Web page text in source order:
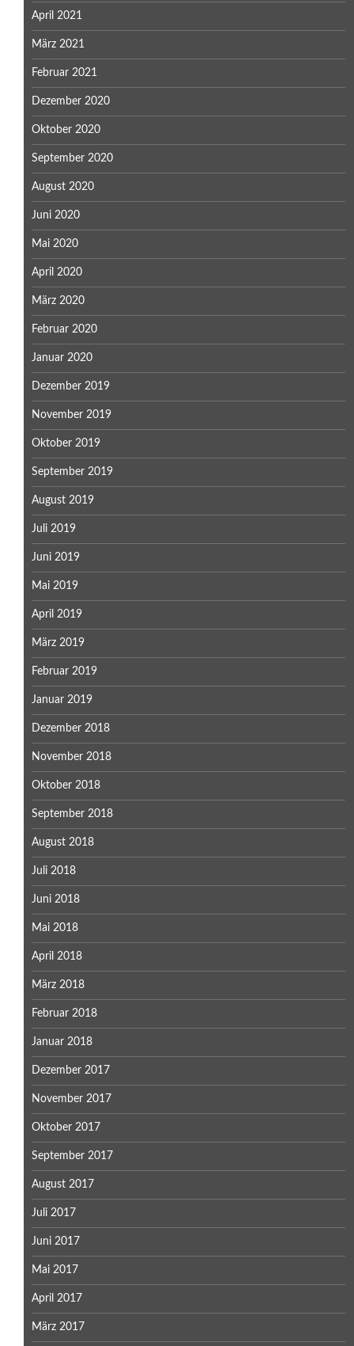
April 2021
März 2021
Februar 2021
Dezember 2020
Oktober 2020
September 2020
August 2020
Juni 2020
Mai 2020
April 2020
März 2020
Februar 2020
Januar 2020
Dezember 2019
November 2019
Oktober 2019
September 2019
August 2019
Juli 2019
Juni 2019
Mai 2019
April 2019
März 2019
Februar 2019
Januar 2019
Dezember 2018
November 2018
Oktober 2018
September 2018
August 2018
Juli 2018
Juni 2018
Mai 2018
April 2018
März 2018
Februar 2018
Januar 2018
Dezember 2017
November 2017
Oktober 2017
September 2017
August 2017
Juli 2017
Juni 2017
Mai 2017
April 2017
März 2017